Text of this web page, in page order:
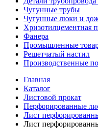
Чугунные трубы
Чугунные люки и
Хризотилцементная
Фанера
Промышленные
Решетчатый настил
Производственные
Главная
Каталог
Листовой прокат
Перфорированные
Лист
Лист